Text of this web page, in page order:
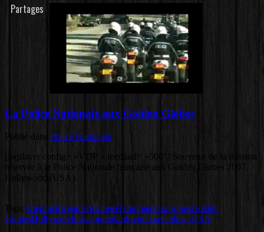
Partages
La Police Nationale aux Golden Globes
Publié dans Police Nationale
[jwplayer config= »VDP » mediaid= »500″] Souvenir de la mission
réservée à la Police Nationale française aux Golden Globes 2007,
Hollywood (USA).
Tags:acteuractriceaméricainecérémoniedeux-rouesGolden
GlobesHollywoodmissionmotardmotosouvenirstarUSA